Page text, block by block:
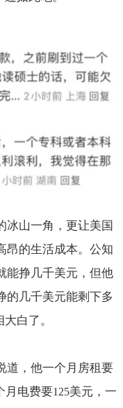
冰山一角，更让美国
昂的生活成本。公知
能挣几千美元，但他
的几千美元能剩下多
白了。
道，他一个月房租要
月电费要125美元，一